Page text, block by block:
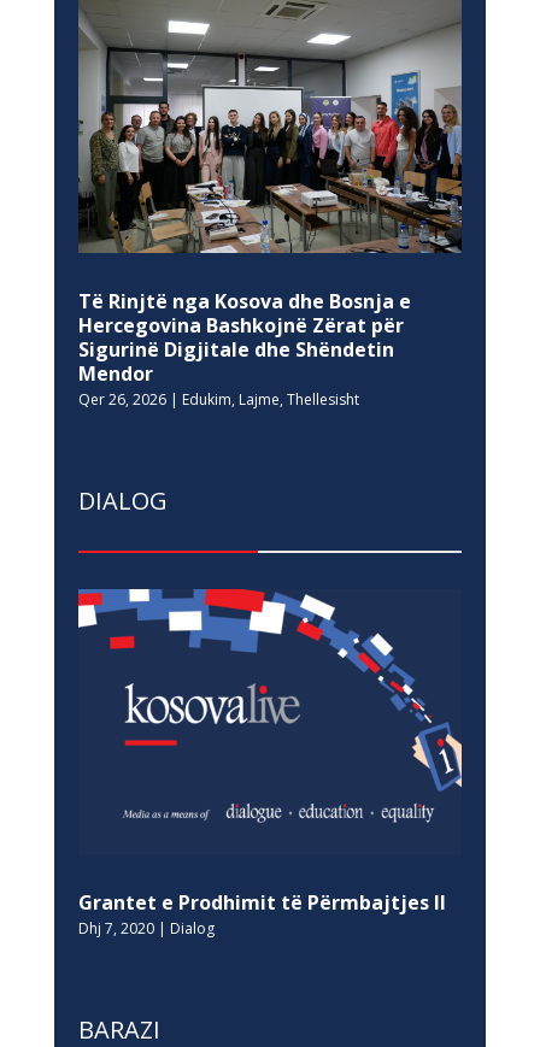
Të Rinjtë nga Kosova dhe Bosnja e
Hercegovina Bashkojnë Zërat për
Sigurinë Digjitale dhe Shëndetin
Mendor
Qer 26, 2026| Edukim, Lajme, Thellesisht
DIALOG
Grantet e Prodhimit të Përmbajtjes II
Dhj 7, 2020| Dialog
BARAZI